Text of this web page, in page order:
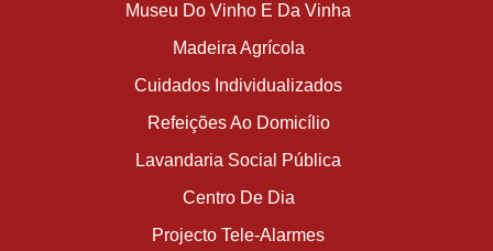
Museu Do Vinho E Da Vinha
Madeira Agrícola
Cuidados Individualizados
Refeições Ao Domicílio
Lavandaria Social Pública
Centro De Dia
Projecto Tele-Alarmes